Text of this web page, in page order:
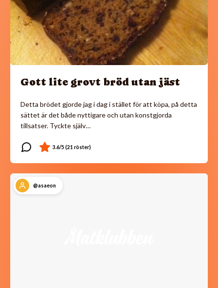
Gott lite grovt bröd utan jäst
Detta brödet gjorde jag i dag i stället för att köpa, på detta
sättet är det både nyttigare och utan konstgjorda
tillsatser. Tyckte själv…
@asaeon